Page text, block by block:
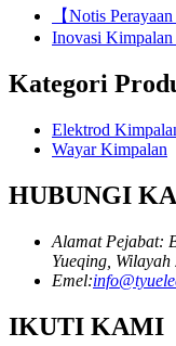
【Notis
Inovasi
Kategori
Elektrod
Wayar Kimpalan
HUBUNGI
Alamat Pejabat:
Yueqing,
Emel:
IKUTI KAMI